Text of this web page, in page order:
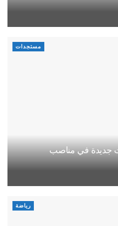
مستجدات
جديدة في مناصب
رياضة